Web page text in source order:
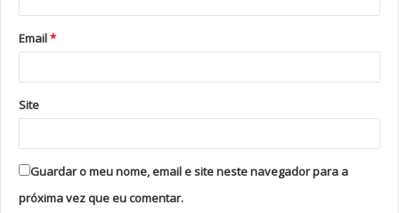
Email*
Site
Guardar o meu nome, email e site neste navegador para a
próxima vez que eu comentar.